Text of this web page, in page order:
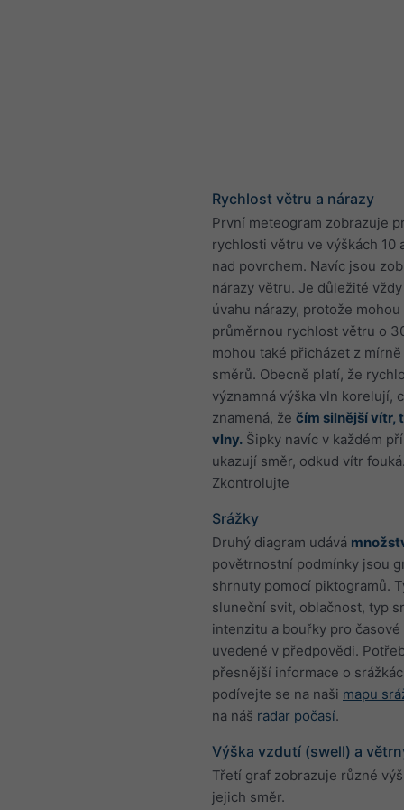
Rychlost větru a nárazy
První meteogram zobrazuje
rychlosti větru ve výškách 10
nad povrchem. Navíc jsou
nárazy větru. Je důležité
úvahu nárazy, protože
průměrnou rychlost větru o
mohou také přicházet z
směrů. Obecně platí, že
významná výška vln korelují,
znamená, že čím silnější vítr,
vlny. Šipky navíc v každém
ukazují směr, odkud vítr
Zkontrolujte
Srážky
Druhý diagram udává
povětrnostní podmínky jsou
shrnuty pomocí piktogramů.
sluneční svit, oblačnost, typ
intenzitu a bouřky pro
uvedené v předpovědi.
přesnější informace o
podívejte se na naši mapu
na náš radar počasí.
Výška vzdutí (swell) a
Třetí graf zobrazuje různé
jejich směr.